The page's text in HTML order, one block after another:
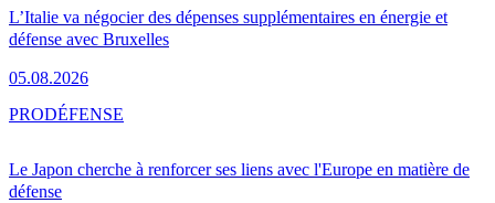
L’Italie va négocier des dépenses supplémentaires en énergie et
défense avec Bruxelles
05.08.2026
Le Japon cherche à renforcer ses liens avec l'Europe en matière de
défense
PRODÉFENSE